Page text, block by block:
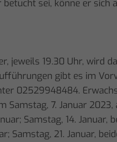
sei, könne er sich
jeweils 19.30 Uhr, wird
gibt es im
02529948484.
7. Januar
Samstag, 14. Januar,
Samstag, 21. Januar,